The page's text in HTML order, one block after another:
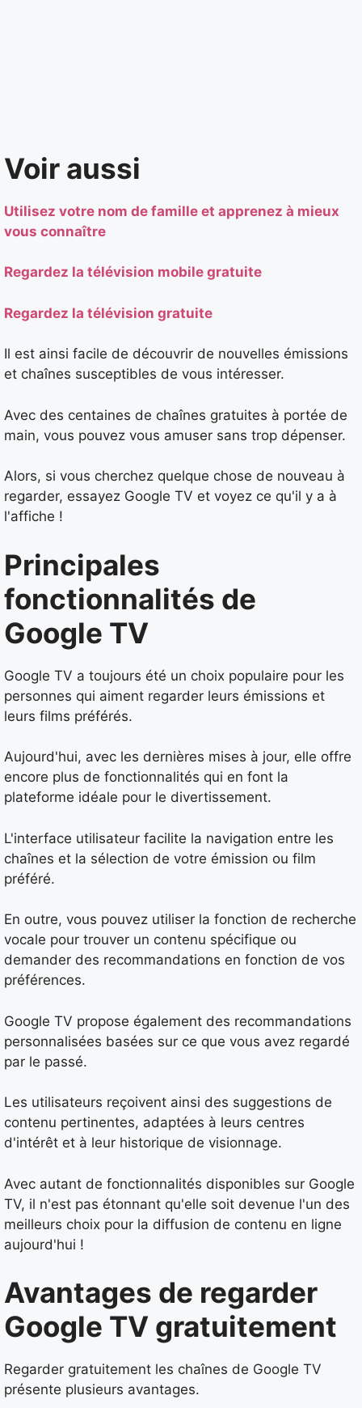
Voir aussi
Utilisez votre nom de famille et apprenez à mieux
vous connaître
Regardez la télévision mobile gratuite
Regardez la télévision gratuite
Il est ainsi facile de découvrir de nouvelles émissions
et chaînes susceptibles de vous intéresser.
Avec des centaines de chaînes gratuites à portée de
main, vous pouvez vous amuser sans trop dépenser.
Alors, si vous cherchez quelque chose de nouveau à
regarder, essayez Google TV et voyez ce qu'il y a à
l'affiche !
Principales
fonctionnalités de
Google TV
Google TV a toujours été un choix populaire pour les
personnes qui aiment regarder leurs émissions et
leurs films préférés.
Aujourd'hui, avec les dernières mises à jour, elle offre
encore plus de fonctionnalités qui en font la
plateforme idéale pour le divertissement.
L'interface utilisateur facilite la navigation entre les
chaînes et la sélection de votre émission ou film
préféré.
En outre, vous pouvez utiliser la fonction de recherche
vocale pour trouver un contenu spécifique ou
demander des recommandations en fonction de vos
préférences.
Google TV propose également des recommandations
personnalisées basées sur ce que vous avez regardé
par le passé.
Les utilisateurs reçoivent ainsi des suggestions de
contenu pertinentes, adaptées à leurs centres
d'intérêt et à leur historique de visionnage.
Avec autant de fonctionnalités disponibles sur Google
TV, il n'est pas étonnant qu'elle soit devenue l'un des
meilleurs choix pour la diffusion de contenu en ligne
aujourd'hui !
Avantages de regarder
Google TV gratuitement
Regarder gratuitement les chaînes de Google TV
présente plusieurs avantages.